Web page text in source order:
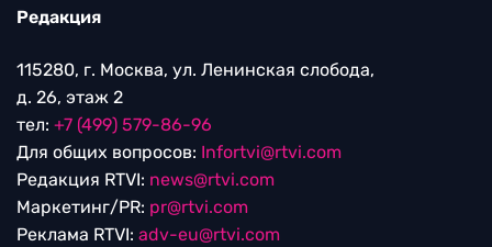
Редакция
115280, г. Москва, ул. Ленинская слобода,
д. 26, этаж 2
тел: +7 (499) 579-86-96
Для общих вопросов: Infortvi@rtvi.com
Редакция RTVI: news@rtvi.com
Маркетинг/PR: pr@rtvi.com
Реклама RTVI: adv-eu@rtvi.com